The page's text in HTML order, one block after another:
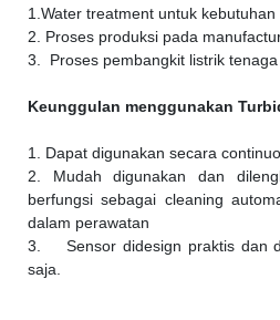
1.Water treatment untuk kebutuhan
2. Proses produksi pada
3. Proses pembangkit listrik
Keunggulan menggunakan
1. Dapat digunakan secara
2. Mudah digunakan dan
berfungsi sebagai cleaning
dalam perawatan
3. Sensor didesign praktis dan
saja.